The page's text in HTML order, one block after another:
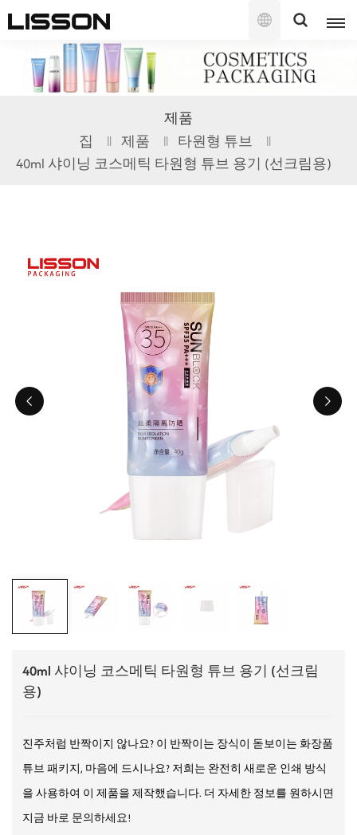
의
English
français
русский
日本語
한국의
ไทย
Tiếng việt
中文
제품
집 제품
타원형 튜브
40ml 샤이닝 코스메틱 타원형 튜브 용기 (선크림용)
40ml 샤이닝 코스메틱 타원형 튜브 용기 (선크림
용)
진주처럼 반짝이지 않나요? 이 반짝이는 장식이 돋보이는 화장품
튜브 패키지, 마음에 드시나요? 저희는 완전히 새로운 인쇄 방식
을 사용하여 이 제품을 제작했습니다. 더 자세한 정보를 원하시면
지금 바로 문의하세요!